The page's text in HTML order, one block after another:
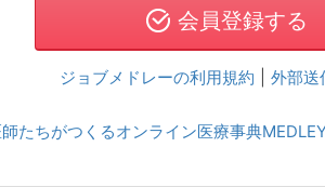
ジョブメドレーの利用規約 外部送
たちがつくるオンライン医療事典